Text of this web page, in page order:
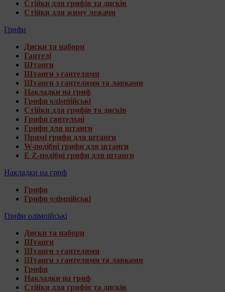
Стійки для грифів та дисків
Стійки для жиму лежачи
Грифи
Диски та набори
Гантелі
Штанги
Штанги з гантелями
Штанги з гантелями та лавками
Накладки на гриф
Грифи олімпійські
Стійки для грифів та дисків
Грифи гантельні
Грифи для штанги
Прямі грифи для штанги
W-подібні грифи для штанги
E Z-подібні грифи для штанги
Накладки на гриф
Грифи
Грифи олімпійські
Грифи олімпійські
Диски та набори
Штанги
Штанги з гантелями
Штанги з гантелями та лавками
Грифи
Накладки на гриф
Стійки для грифів та дисків